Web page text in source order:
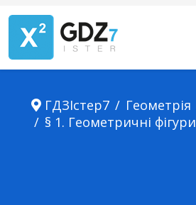
ГДЗІстер7 Геометрія
§ 1. Геометричні фігури